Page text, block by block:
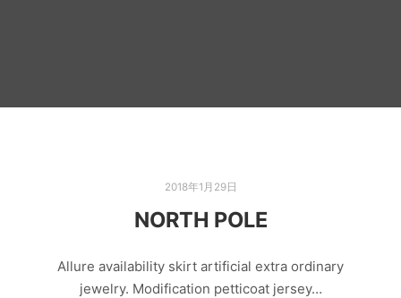
2018年1月29日
NORTH POLE
Allure availability skirt artificial extra ordinary
jewelry. Modification petticoat jersey…